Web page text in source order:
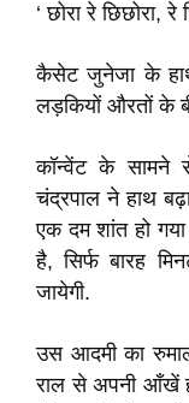
‘ छोरा रे छिछोरा, रे
कैसेट जुनेजा के
लड़कियों औरतों के
कॉन्वेंट के सामने
चंद्रपाल ने हाथ
एक दम शांत हो
है, सिर्फ बारह
जायेगी.
उस आदमी का
राल से अपनी आँखें